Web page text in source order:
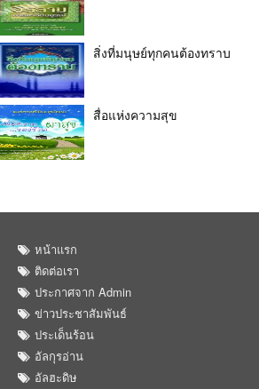
สิ่งที่มนุษย์ทุกคนต้องทราบ
สื่อแห่งความสุข
หน้าแรก
ติดต่อเรา
ประกาศจาก Admin
ข่าวประชาสัมพันธ์
ประเด็นร้อน
อัลกุรอ่าน
อัลฮะดิษ